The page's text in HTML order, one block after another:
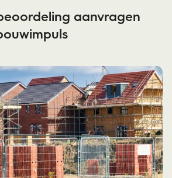
aanvragen